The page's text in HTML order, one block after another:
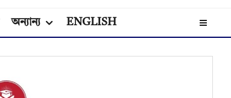
অন্যান্য ENGLISH